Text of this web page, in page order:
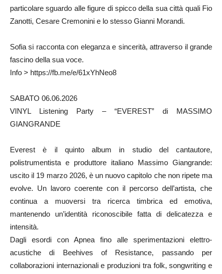
particolare sguardo alle figure di spicco della sua città quali Fio
Zanotti, Cesare Cremonini e lo stesso Gianni Morandi.
Sofia si racconta con eleganza e sincerità, attraverso il grande
fascino della sua voce.
Info > https://fb.me/e/61xYhNeo8
SABATO 06.06.2026
VINYL Listening Party – “EVEREST” di MASSIMO
GIANGRANDE
Everest è il quinto album in studio del cantautore,
polistrumentista e produttore italiano Massimo Giangrande:
uscito il 19 marzo 2026, è un nuovo capitolo che non ripete ma
evolve. Un lavoro coerente con il percorso dell’artista, che
continua a muoversi tra ricerca timbrica ed emotiva,
mantenendo un’identità riconoscibile fatta di delicatezza e
intensità.
Dagli esordi con Apnea fino alle sperimentazioni elettro-
acustiche di Beehives of Resistance, passando per
collaborazioni internazionali e produzioni tra folk, songwriting e